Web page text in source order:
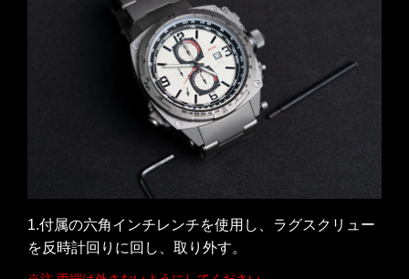
1.付属の六角インチレンチを使用し、ラグスクリュー
を反時計回りに回し、取り外す。